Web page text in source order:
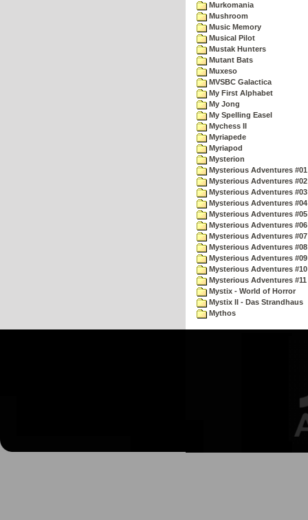
Murkomania
Mushroom
Music Memory
Musical Pilot
Mustak Hunters
Mutant Bats
Muxeso
MVSBC Galactica
My First Alphabet
My Jong
My Spelling Easel
Mychess II
Myriapede
Myriapod
Mysterion
Mysterious Adventures
Mysterious Adventures
Mysterious Adventures
Mysterious Adventures
Mysterious Adventures
Mysterious Adventures
Mysterious Adventures
Mysterious Adventures
Mysterious Adventures
Mysterious Adventures
Mysterious Adventures
Mystix - World of Horror
Mystix II - Das Strandhaus
Mythos